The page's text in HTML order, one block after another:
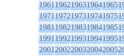
19611962196319641965
19711972197319741975
19811982198319841985
19911992199319941995
20012002200320042005